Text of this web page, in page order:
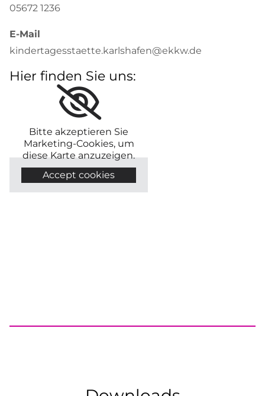
05672 1236
E-Mail
kindertagesstaette.karlshafen@ekkw.de
Hier finden Sie uns:
Bitte akzeptieren Sie
Marketing-Cookies, um
diese Karte anzuzeigen.
Accept cookies